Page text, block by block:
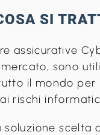
SI
assicurative
sono
il mondo per
rischi
soluzione scelta